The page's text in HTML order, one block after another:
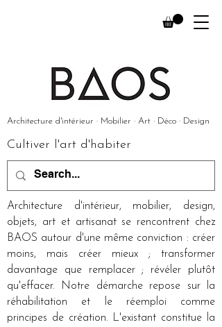
Cultiver l'art d'habiter
Architecture d'intérieur · Mobilier · Art · Déco · Design
Architecture d'intérieur, mobilier, design,
objets, art et artisanat se rencontrent chez
BAOS autour d'une même conviction : créer
moins, mais créer mieux ; transformer
davantage que remplacer ; révéler plutôt
qu'effacer. Notre démarche repose sur la
réhabilitation et le réemploi comme
principes de création. L'existant constitue la